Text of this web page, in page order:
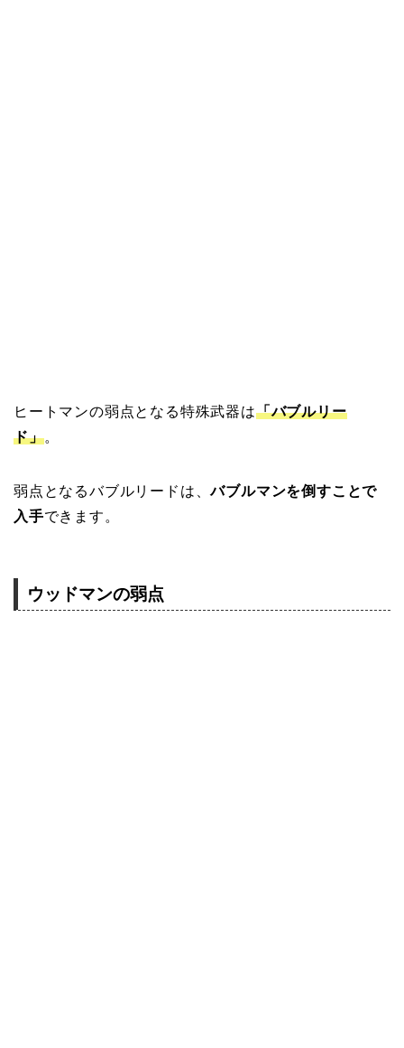
ヒートマンの弱点となる特殊武器は「バブルリー
ド」。
弱点となるバブルリードは、バブルマンを倒すことで
入手できます。
ウッドマンの弱点